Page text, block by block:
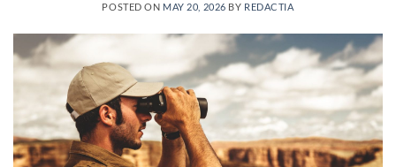
POSTED ON MAY 20, 2026 BY REDACTIA